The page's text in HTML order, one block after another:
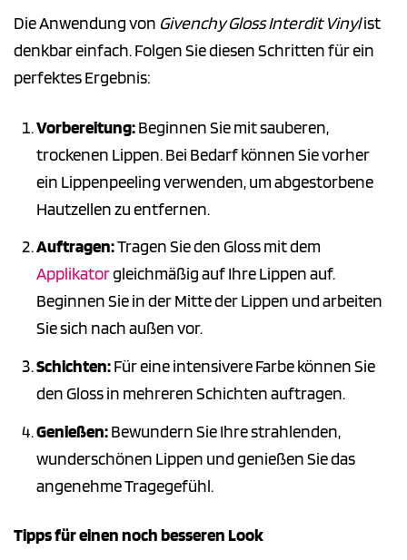
Die Anwendung von Givenchy Gloss Interdit Vinylist
denkbar einfach. Folgen Sie diesen Schritten für ein
perfektes Ergebnis:
Vorbereitung:Beginnen Sie mit sauberen,
trockenen Lippen. Bei Bedarf können Sie vorher
ein Lippenpeeling verwenden, um abgestorbene
Hautzellen zu entfernen.
Auftragen:Tragen Sie den Gloss mit dem
Applikatorgleichmäßig auf Ihre Lippen auf.
Beginnen Sie in der Mitte der Lippen und arbeiten
Sie sich nach außen vor.
Schichten:Für eine intensivere Farbe können Sie
den Gloss in mehreren Schichten auftragen.
Genießen:Bewundern Sie Ihre strahlenden,
wunderschönen Lippen und genießen Sie das
angenehme Tragegefühl.
Tipps für einen noch besseren Look